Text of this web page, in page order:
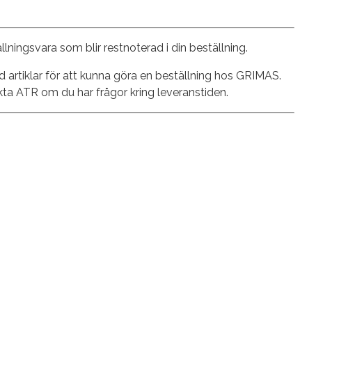
som blir restnoterad i din beställning.
för att kunna göra en beställning hos GRIMAS.
ATR om du har frågor kring leveranstiden.